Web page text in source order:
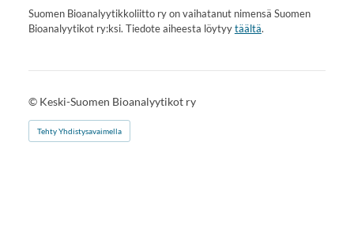
Suomen Bioanalyytikkoliitto ry on vaihatanut nimensä Suomen
Bioanalyytikot ry:ksi. Tiedote aiheesta löytyytäältä.
© Keski-Suomen Bioanalyytikot ry
Tehty Yhdistysavaimella